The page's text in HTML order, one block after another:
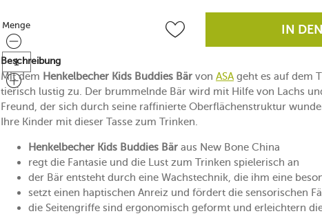
Menge
Menge IN
Beschreibung
Mit dem Henkelbecher Kids Buddies Bär von ASAgeht es auf dem
tierisch lustig zu. Der brummelnde Bär wird mit Hilfe von Lachs
Freund, der sich durch seine raffinierte Oberflächenstruktur
Ihre Kinder mit dieser Tasse zum Trinken.
Henkelbecher Kids Buddies Bär aus New Bone China
regt die Fantasie und die Lust zum Trinken spielerisch an
der Bär entsteht durch eine Wachstechnik, die ihm eine
setzt einen haptischen Anreiz und fördert die sensorischen
die Seitengriffe sind ergonomisch geformt und erleichtern